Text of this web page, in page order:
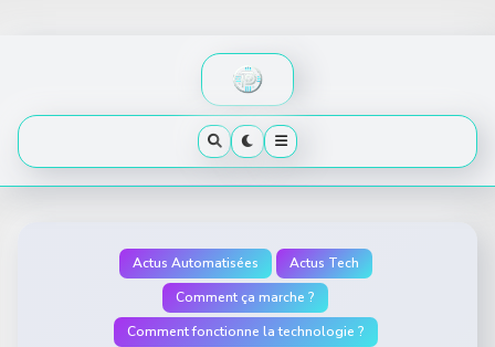
Actus Automatisées
Actus Tech
Comment ça marche ?
Comment fonctionne la technologie ?